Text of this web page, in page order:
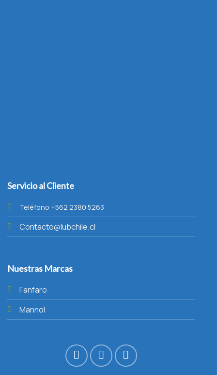
Servicio al Cliente
Teléfono +562 2380 5263
Contacto@lubchile.cl
Nuestras Marcas
Fanfaro
Mannol